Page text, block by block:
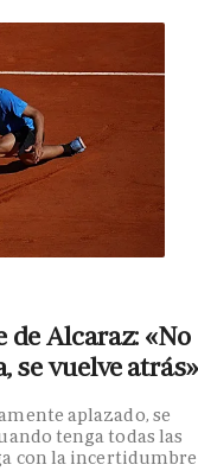
Alcaraz: «No
se vuelve atrás»
aplazado, se
tenga todas las
con la